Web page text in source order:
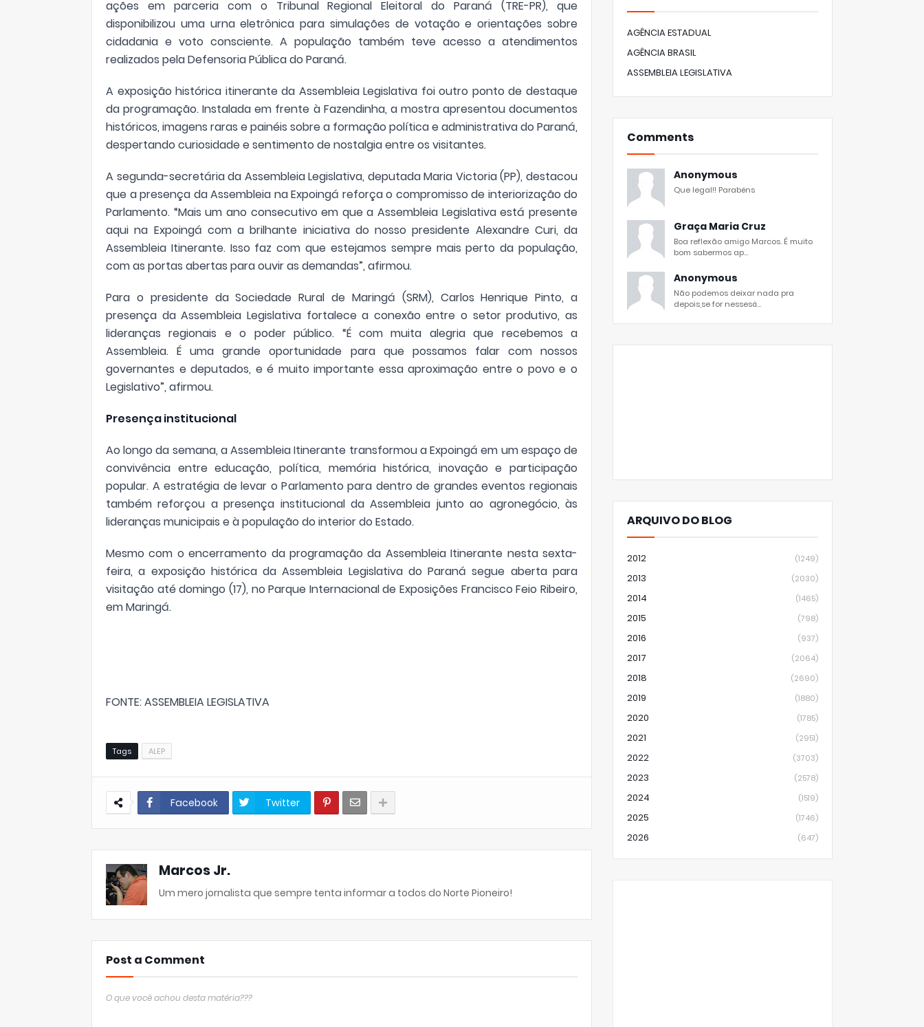
ações em parceria com o Tribunal Regional Eleitoral do Paraná (TRE-PR), que
disponibilizou uma urna eletrônica para simulações de votação e orientações sobre
cidadania e voto consciente. A população também teve acesso a atendimentos
realizados pela Defensoria Pública do Paraná.
A exposição histórica itinerante da Assembleia Legislativa foi outro ponto de destaque
da programação. Instalada em frente à Fazendinha, a mostra apresentou documentos
históricos, imagens raras e painéis sobre a formação política e administrativa do Paraná,
despertando curiosidade e sentimento de nostalgia entre os visitantes.
A segunda-secretária da Assembleia Legislativa, deputada Maria Victoria (PP), destacou
que a presença da Assembleia na Expoingá reforça o compromisso de interiorização do
Parlamento. “Mais um ano consecutivo em que a Assembleia Legislativa está presente
aqui na Expoingá com a brilhante iniciativa do nosso presidente Alexandre Curi, da
Assembleia Itinerante. Isso faz com que estejamos sempre mais perto da população,
com as portas abertas para ouvir as demandas”, afirmou.
Para o presidente da Sociedade Rural de Maringá (SRM), Carlos Henrique Pinto, a
presença da Assembleia Legislativa fortalece a conexão entre o setor produtivo, as
lideranças regionais e o poder público. “É com muita alegria que recebemos a
Assembleia. É uma grande oportunidade para que possamos falar com nossos
governantes e deputados, e é muito importante essa aproximação entre o povo e o
Legislativo”, afirmou.
Presença institucional
Ao longo da semana, a Assembleia Itinerante transformou a Expoingá em um espaço de
convivência entre educação, política, memória histórica, inovação e participação
popular. A estratégia de levar o Parlamento para dentro de grandes eventos regionais
também reforçou a presença institucional da Assembleia junto ao agronegócio, às
lideranças municipais e à população do interior do Estado.
Mesmo com o encerramento da programação da Assembleia Itinerante nesta sexta-
feira, a exposição histórica da Assembleia Legislativa do Paraná segue aberta para
visitação até domingo (17), no Parque Internacional de Exposições Francisco Feio Ribeiro,
em Maringá.
FONTE: ASSEMBLEIA LEGISLATIVA
Tags ALEP
Facebook Twitter
Marcos Jr.
Um mero jornalista que sempre tenta informar a todos do Norte Pioneiro!
Post a Comment
O que você achou desta matéria???
AGÊNCIA ESTADUAL
AGÊNCIA BRASIL
ASSEMBLEIA LEGISLATIVA
Comments
Anonymous
Que legal!! Parabéns
Graça Maria Cruz
Boa reflexão amigo Marcos. É muito
bom sabermos ap...
Anonymous
Não podemos deixar nada pra
depois,se for nessesá...
ARQUIVO DO BLOG
2012 (1249)
2013 (2030)
2014 (1465)
2015 (798)
2016 (937)
2017 (2064)
2018 (2690)
2019 (1880)
2020 (1785)
2021 (2951)
2022 (3703)
2023 (2578)
2024 (1519)
2025 (1746)
2026 (647)